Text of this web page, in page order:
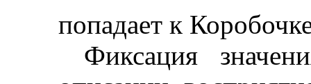
попадает к
Фиксация